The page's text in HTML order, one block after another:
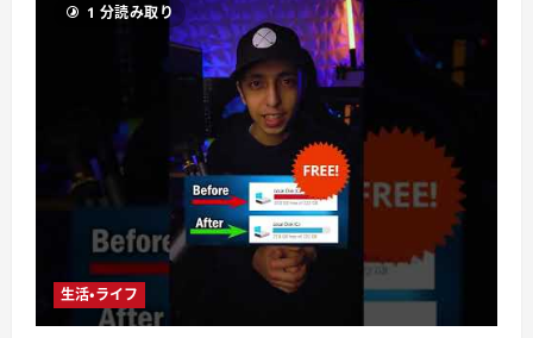
1 分読み取り
生活・ライフ